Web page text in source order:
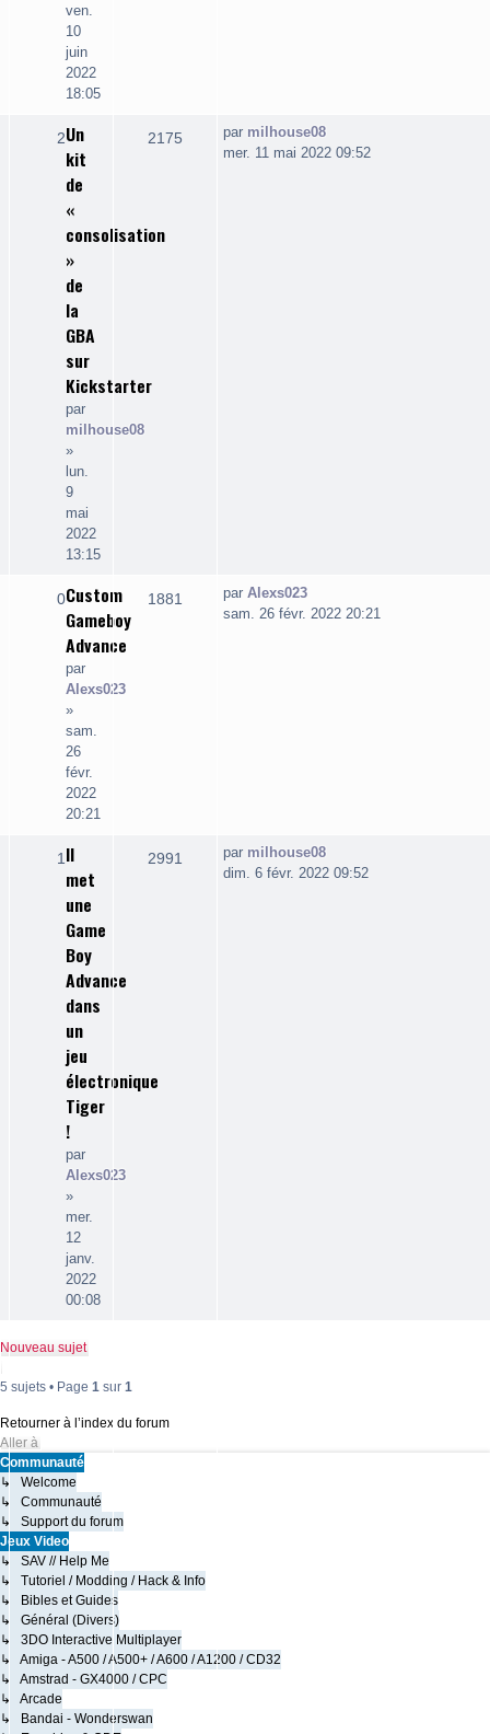
ven.
10
juin
2022
18:05
Un
kit
de
«
consolisation
»
de
la
GBA
sur
Kickstarter
par
milhouse08
»
lun.
9
mai
2022
13:15
2Réponses 2175
Dernier
message
par milhouse08
mer. 11 mai 2022 09:52
Custom
Gameboy
Advance
par
Alexs023
»
sam.
26
févr.
2022
20:21
0Réponses 1881
Dernier
message
par Alexs023
sam. 26 févr. 2022 20:21
Il
met
une
Game
Boy
Advance
dans
un
jeu
électronique
Tiger
!
par
Alexs023
»
mer.
12
janv.
2022
00:08
1 2991
Dernier
message
par milhouse08
dim. 6 févr. 2022 09:52
Nouveau sujet
5 sujets • Page 1 sur 1
Retourner à l’index du forum
Aller à
Communauté
↳ Welcome
↳ Communauté
↳ Support du forum
Jeux Video
↳ SAV // Help Me
↳ Tutoriel / Modding / Hack & Info
↳ Bibles et Guides
↳ Général (Divers)
↳ 3DO Interactive Multiplayer
↳ Amiga - A500 / A500+ / A600 / A1200 / CD32
↳ Amstrad - GX4000 / CPC
↳ Arcade
↳ Bandai - Wonderswan